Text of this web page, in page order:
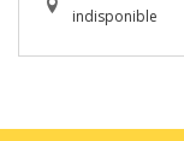
indisponible